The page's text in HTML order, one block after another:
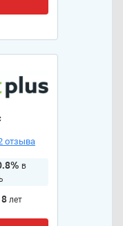
отзыва
в
лет